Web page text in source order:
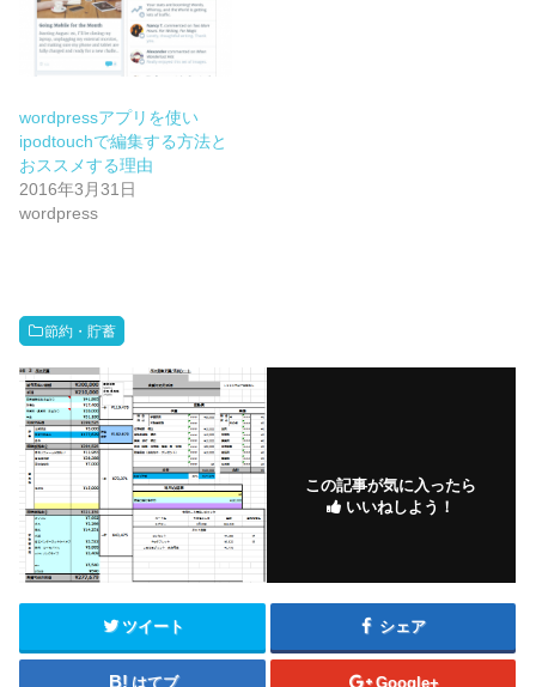
wordpressアプリを使い
ipodtouchで編集する方法と
おススメする理由
2016年3月31日
wordpress
節約・貯蓄
この記事が気に入ったら
いいねしよう！
ツイート シェア
はてブ Google+